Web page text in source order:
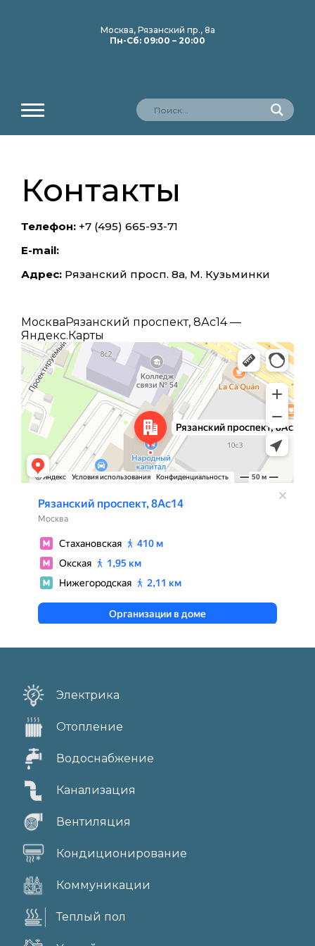
Москва, Рязанский пр., 8а
Пн-Сб: 09:00 – 20:00
Контакты
Телефон: +7 (495) 665-93-71
Е-mail:
Адрес: Рязанский просп. 8а, М. Кузьминки
МоскваРязанский проспект, 8Ас14 —
Яндекс.Карты
Электрика
Отопление
Водоснабжение
Канализация
Вентиляция
Кондиционирование
Коммуникации
Теплый пол